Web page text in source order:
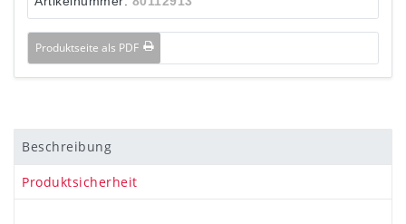
Produktseite als PDF
Beschreibung
Produktsicherheit